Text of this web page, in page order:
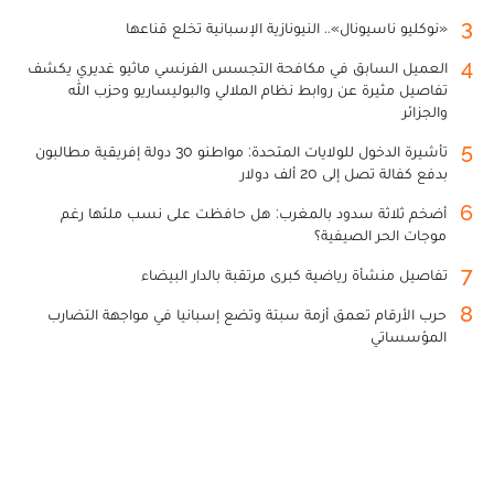
3 «نوكليو ناسيونال».. النيونازية الإسبانية تخلع قناعها
4
العميل السابق في مكافحة التجسس الفرنسي ماثيو غديري يكشف
تفاصيل مثيرة عن روابط نظام الملالي والبوليساريو وحزب الله
والجزائر
5
تأشيرة الدخول للولايات المتحدة: مواطنو 30 دولة إفريقية مطالبون
بدفع كفالة تصل إلى 20 ألف دولار
6
أضخم ثلاثة سدود بالمغرب: هل حافظت على نسب ملئها رغم
موجات الحر الصيفية؟
7 تفاصيل منشأة رياضية كبرى مرتقبة بالدار البيضاء
8
حرب الأرقام تعمق أزمة سبتة وتضع إسبانيا في مواجهة التضارب
المؤسساتي